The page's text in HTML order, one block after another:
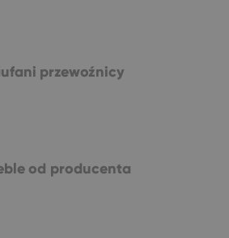
przewoźnicy
od producenta